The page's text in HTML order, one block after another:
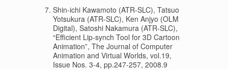
Shin-ichi Kawamoto (ATR-SLC), Tatsuo
Yotsukura (ATR-SLC), Ken Anjyo (OLM
Digital), Satoshi Nakamura (ATR-SLC),
“Efficient Lip-synch Tool for 3D Cartoon
Animation”, The Journal of Computer
Animation and Virtual Worlds, vol.19,
Issue Nos. 3-4, pp.247-257, 2008.9